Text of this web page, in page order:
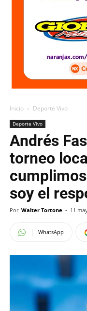
Inicio Deporte Vivo
Deporte Vivo
Andrés
torneo
soy el
Por Walter Tortone - 11
WhatsApp